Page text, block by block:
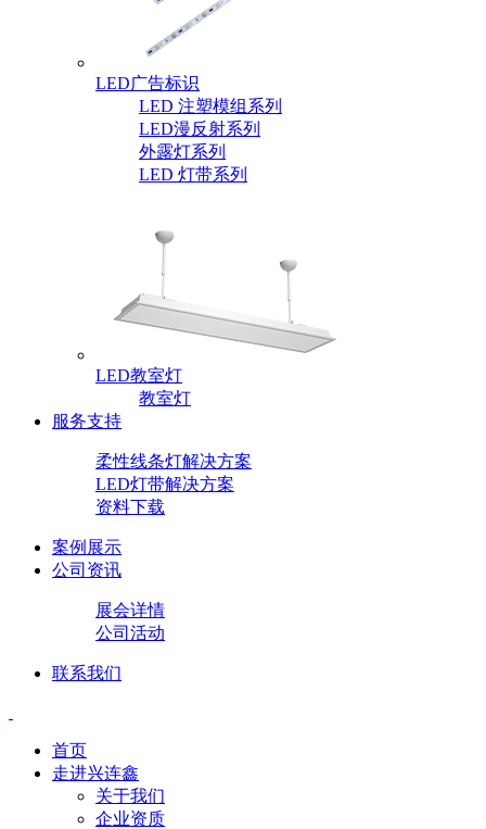
LED广告标识
LED 注塑模组系列
LED漫反射系列
外露灯系列
LED 灯带系列
LED教室灯
教室灯
服务支持
柔性线条灯解决方案
LED灯带解决方案
资料下载
案例展示
公司资讯
展会详情
公司活动
联系我们
首页
走进兴连鑫
关于我们
企业资质